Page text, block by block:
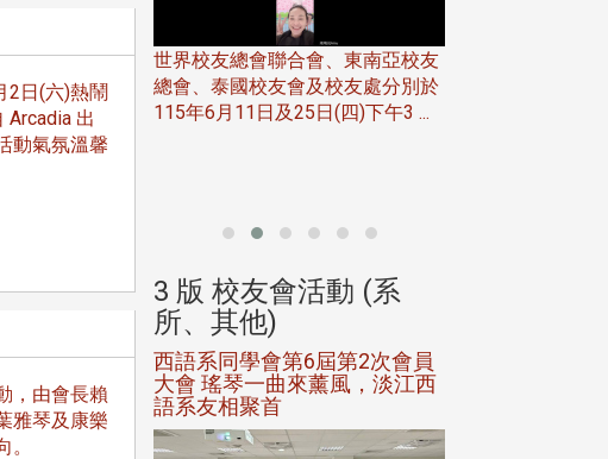
2日(六)熱鬧
Arcadia 出
動氣氛溫馨
，由會長賴
雅琴及康樂
年6月27日(日)
文教服務中心
會議室召開115
世界校友總會聯合會、東南亞校友
總會、泰國校友會及校友處分別於
115年6月11日及25日(四)下午3 ...
動 (系
作協進會第2
3 版 校友會活動 (系
所、其他)
西語系同學會第6屆第2次會員
大會 瑤琴一曲來薰風，淡江西
語系友相聚首